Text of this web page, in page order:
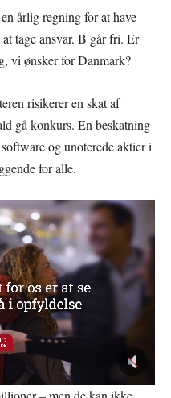
årlig regning for at have
tage ansvar. B går fri. Er
vi ønsker for Danmark?
risikerer en skat af
gå konkurs. En beskatning
og unoterede aktier i
for alle.